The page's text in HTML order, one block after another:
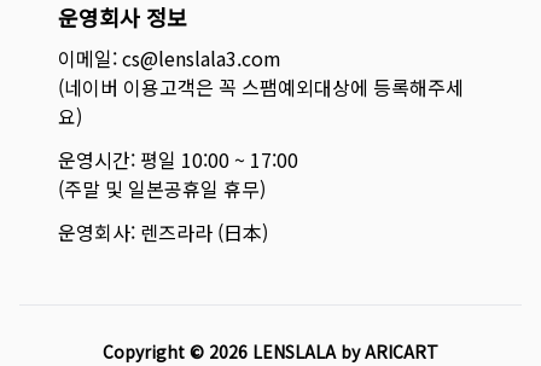
운영회사 정보
이메일: cs@lenslala3.com
(네이버 이용고객은 꼭 스팸예외대상에 등록해주세
요)
운영시간: 평일 10:00 ~ 17:00
(주말 및 일본공휴일 휴무)
운영회사: 렌즈라라 (日本)
Copyright © 2026 LENSLALA by ARICART